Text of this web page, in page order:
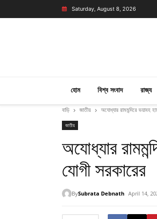
Saturday, August 8, 2026
হোম বিশ্ব সংবাদ রাজ্য
বাড়ি জাতীয় অযোধ্যার রামমন্দিরে ভয়াবহ
জাতীয়
অযোধ্যার
যোগী সরকারের
BySubrata Debnath April 14,